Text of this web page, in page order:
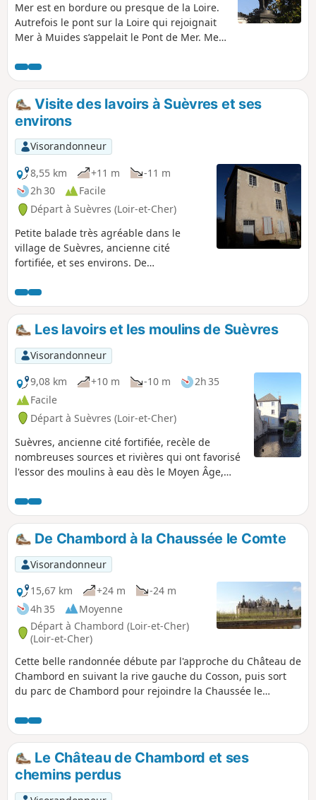
Mer est en bordure ou presque de la Loire.
Autrefois le pont sur la Loire qui rejoignait
Mer à Muides s’appelait le Pont de Mer. Mer
fermé d’étendue moindre qu’aujourd’hui, les
faubourgs n’en faisaient pas partie. À
l’intérieur, la disposition de la ville était la
même qu’aujourd’hui. La plupart des
venelles ont été conservées, l’ancien Hôtel
Dieu a succédé à la place du Marché au
beurre.
Visite des lavoirs à Suèvres et ses
environs
Visorandonneur
8,55 km
+11 m
-11 m
2h 30
Facile
Départ à Suèvres (Loir-et-Cher)
Petite balade très agréable dans le
village de Suèvres, ancienne cité
fortifiée, et ses environs. De
favorisé la construction de moulins à
eau dès le Moyen Âge.
Les lavoirs et les moulins de Suèvres
Visorandonneur
9,08 km
+10 m -10 m
2h 35
Facile
Départ à Suèvres (Loir-et-Cher)
Suèvres, ancienne cité fortifiée, recèle de
nombreuses sources et rivières qui ont favorisé
l'essor des moulins à eau dès le Moyen Âge,
moulins, châteaux sont au rendez-vous dans
cette riche région du Val de Loire.
De Chambord à la Chaussée le Comte
Visorandonneur
15,67 km
+24 m
-24 m
4h 35
Moyenne
Départ à Chambord (Loir-et-Cher)
(Loir-et-Cher)
Cette belle randonnée débute par l'approche du Château de
Chambord en suivant la rive gauche du Cosson, puis sort
du parc de Chambord pour rejoindre la Chaussée le
l'un des plus beaux châteaux de la Loire, tout en s'égarant
au travers des champs cultivés, des bois ou dans la
végétation associée au Cosson, la "ripisylve".
Le Château de Chambord et ses
chemins perdus